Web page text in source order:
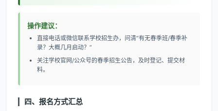
操作建议：
直接电话或微信联系学校招生办，问清“有无春季班/春季补
录？大概几月启动？”
关注学校官网/公众号的春季招生公告，及时登记、提交材
料。
四、报名方式汇总